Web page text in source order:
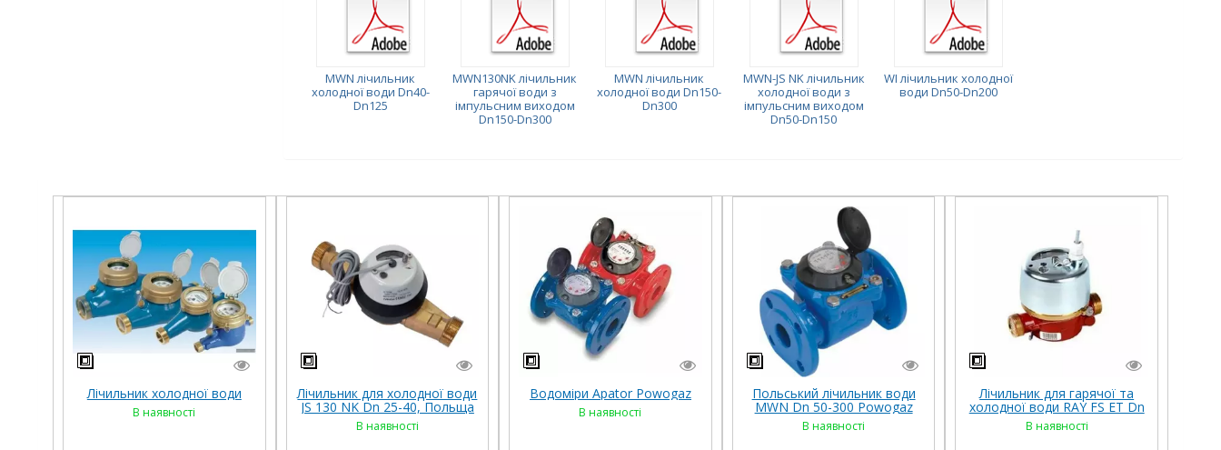
MWN лічильник
холодної води Dn40-
Dn125
MWN130NK лічильник
гарячої води з
імпульсним виходом
Dn150-Dn300
MWN лічильник
холодної води Dn150-
Dn300
MWN-JS NK лічильник
холодної води з
імпульсним виходом
Dn50-Dn150
WI лічильник холодної
води Dn50-Dn200
Лічильник холодної води
В наявності
Лічильник для холодної води
JS 130 NK Dn 25-40, Польща
В наявності
Водоміри Apator Powogaz
В наявності
Польський лічильник води
MWN Dn 50-300 Powogaz
В наявності
Лічильник для гарячої та
холодної води RAY FS ET Dn
15-20, Hydrometer
В наявності